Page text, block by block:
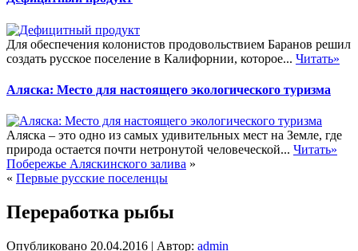
Для обеспечения колонистов продовольствием Баранов решил
создать русское поселение в Калифорнии, которое... Читать»
Аляска: Место для настоящего экологического туризма
Аляска – это одно из самых удивительных мест на Земле, где
природа остается почти нетронутой человеческой... Читать»
Побережье Аляскинского залива »
« Первые русские поселенцы
Переработка рыбы
Опубликовано 20.04.2016 | Автор: admin